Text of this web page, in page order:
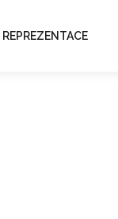
REPREZENTACE